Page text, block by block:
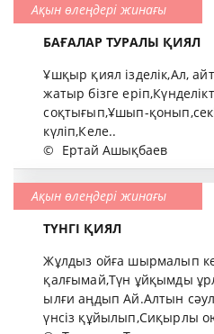
Ақын өлеңдері жинағы
БАҒАЛАР ТУРАЛЫ ҚИЯЛ
Ұшқыр қиял ізделік,Ал,
жатыр бізге
соқтығып,Ұшып-
күліп,Келе..
© Ертай Ашықбаев
Ақын өлеңдері жинағы
ТҮНГІ ҚИЯЛ
Жұлдыз ойға шырмалып
қалғымай,Түн ұйқымды
ылғи аңдып Ай.Алтын
үнсіз құйылып,Сиқырлы